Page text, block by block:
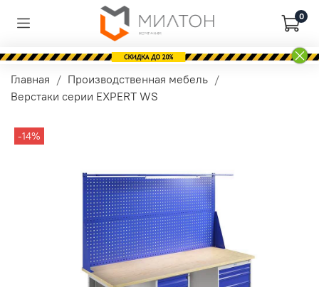
0
Главная
Производственная мебель
Верстаки серии EXPERT WS
-14%